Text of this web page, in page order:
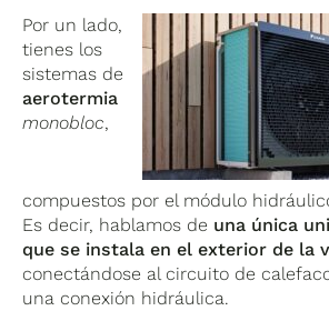
Por un lado,
tienes los
sistemas de
aerotermia
monobloc,
compuestos por el módulo
Es decir, hablamos de una única
que se instala en el exterior de la
conectándose al circuito de
una conexión hidráulica.